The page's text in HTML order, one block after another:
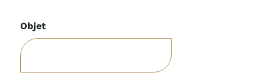
Objet